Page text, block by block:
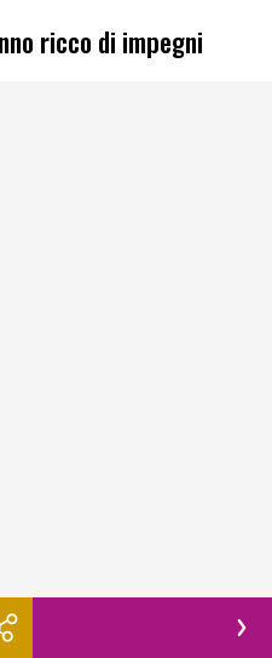
ricco di impegni